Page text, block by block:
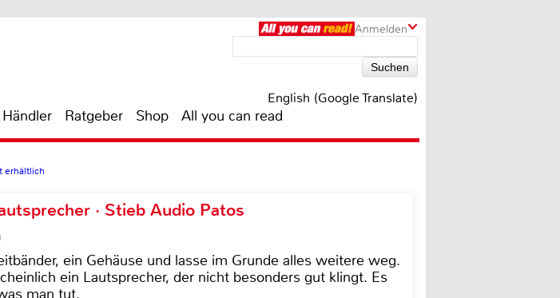
Anmelden
English (Google Translate)
Händler Ratgeber Shop All you can read
erhältlich
· Stieb Audio Patos
ein Gehäuse und lasse im Grunde alles weitere weg.
ein Lautsprecher, der nicht besonders gut klingt. Es
man tut.